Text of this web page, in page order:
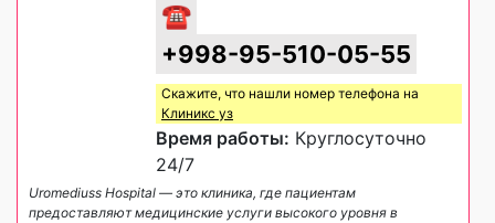
☎
+998-95-510-05-55
Скажите, что нашли номер телефона на
Клиникс уз
Время работы: Круглосуточно
24/7
Uromediuss Hospital — это клиника, где пациентам
предоставляют медицинские услуги высокого уровня в